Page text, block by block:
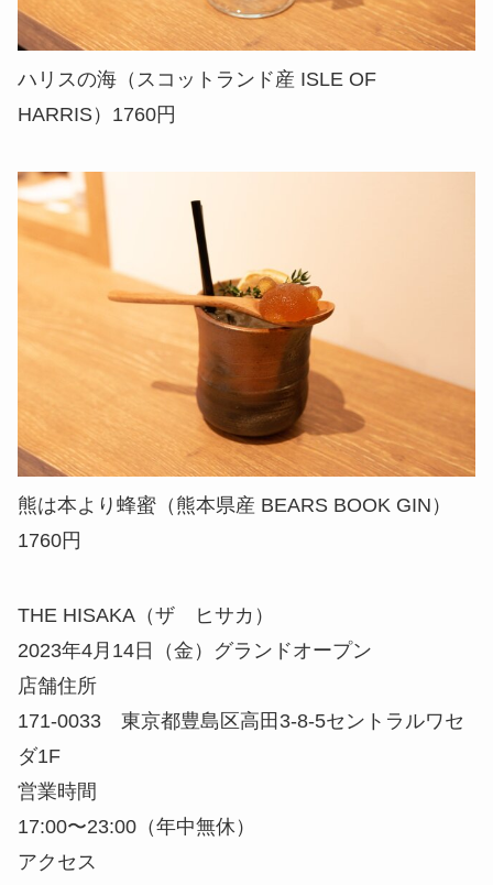
ハリスの海（スコットランド産 ISLE OF
HARRIS）1760円
熊は本より蜂蜜（熊本県産 BEARS BOOK GIN）
1760円
THE HISAKA（ザ ヒサカ）
2023年4月14日（金）グランドオープン
店舗住所
171-0033 東京都豊島区高田3-8-5セントラルワセ
ダ1F
営業時間
17:00〜23:00（年中無休）
アクセス